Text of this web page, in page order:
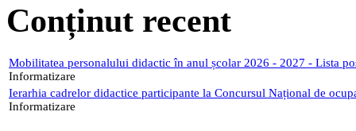
Conținut recent
Mobilitatea personalului didactic în anul școlar 2026 - 2027 - Lista
Informatizare
Ierarhia cadrelor didactice participante la Concursul Național de
Informatizare